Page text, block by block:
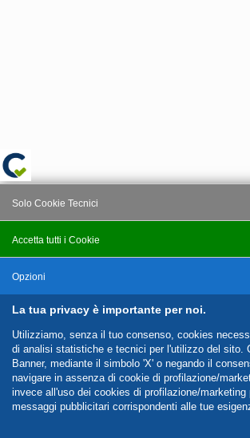
La tua privacy è importante per noi.
Utilizziamo, senza il tuo consenso, cookies
di analisi statistiche e tecnici per l'utilizzo del sito.
Banner, mediante il simbolo 'X' o negando il
navigare in assenza di cookie di profilazione/
invece all'uso dei cookies di profilazione/marketing
messaggi pubblicitari corrispondenti alle tue
Accetta tutti i Cookie
Solo Cookie Tecnici
Salva
Opzioni
Nascondi Opzioni